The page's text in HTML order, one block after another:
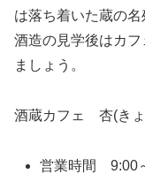
は落ち着いた蔵の名
酒造の見学後はカ
ましょう。
酒蔵カフェ 杏(き
営業時間 9:00